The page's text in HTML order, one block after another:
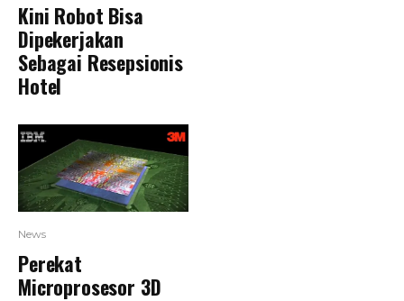
Kini Robot Bisa
Dipekerjakan
Sebagai Resepsionis
Hotel
News
Perekat
Microprosesor 3D